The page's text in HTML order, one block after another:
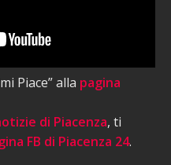
Piace” alla pagina
di Piacenza, ti
FB di Piacenza 24.